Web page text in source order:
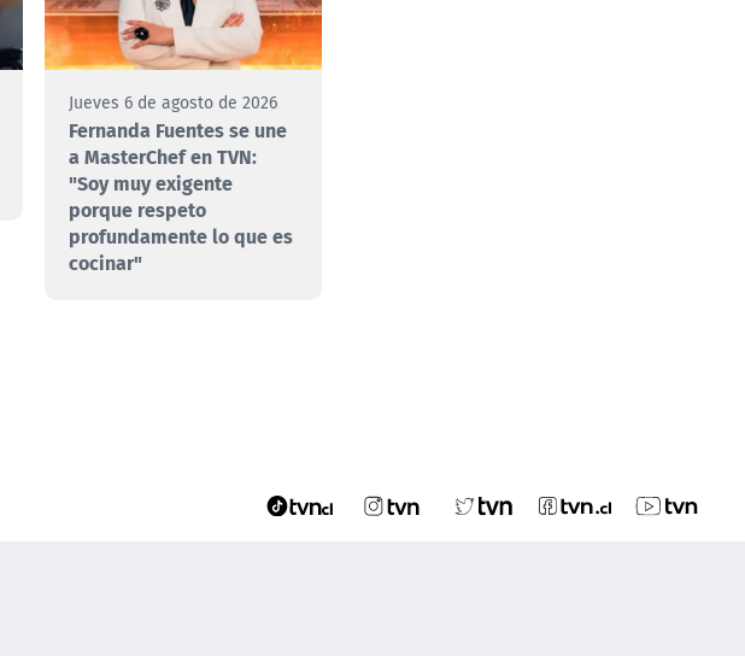
Jueves 6 de agosto de 2026
Fernanda Fuentes se une
a MasterChef en TVN:
"Soy muy exigente
porque respeto
profundamente lo que es
cocinar"